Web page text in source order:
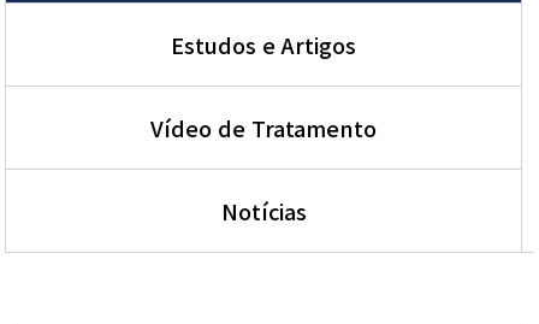
Estudos e Artigos
Vídeo de Tratamento
Notícias